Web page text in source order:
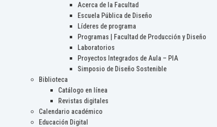
Acerca de la Facultad
Escuela Pública de Diseño
Líderes de programa
Programas | Facultad de Producción y Diseño
Laboratorios
Proyectos Integrados de Aula – PIA
Simposio de Diseño Sostenible
Biblioteca
Catálogo en línea
Revistas digitales
Calendario académico
Educación Digital